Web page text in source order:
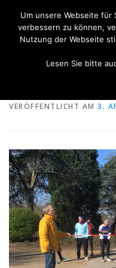
springen
INTERNER BEREICH
VERÖFFENTLICHT AM 3.
Um unsere Webseite
verbessern zu können,
Nutzung der Webseite
Lesen Sie bitte